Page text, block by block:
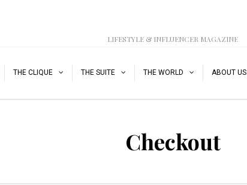
LIFESTYLE & INFLUENCER MAGAZINE
THE CLIQUE THE SUITE THE WORLD ABOUT US
Checkout